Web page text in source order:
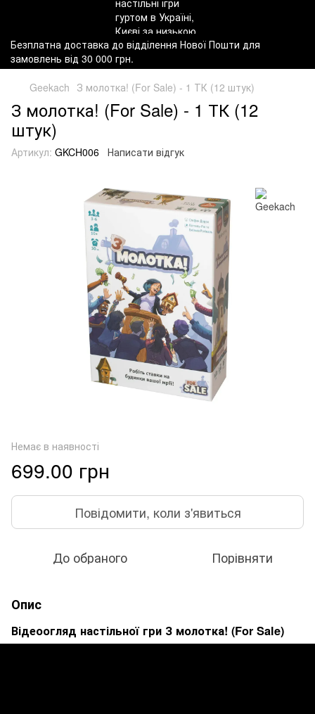
Безплатна доставка до відділення Нової Пошти для
замовлень від 30 000 грн.
Geekach З молотка! (For Sale) - 1 ТК (12 штук)
З молотка! (For Sale) - 1 ТК (12
штук)
Артикул: GKCH006 Написати відгук
Немає в наявності
699.00 грн
Повідомити, коли з'явиться
До обраного Порівняти
Опис
Відеоогляд настільної гри З молотка! (For Sale)